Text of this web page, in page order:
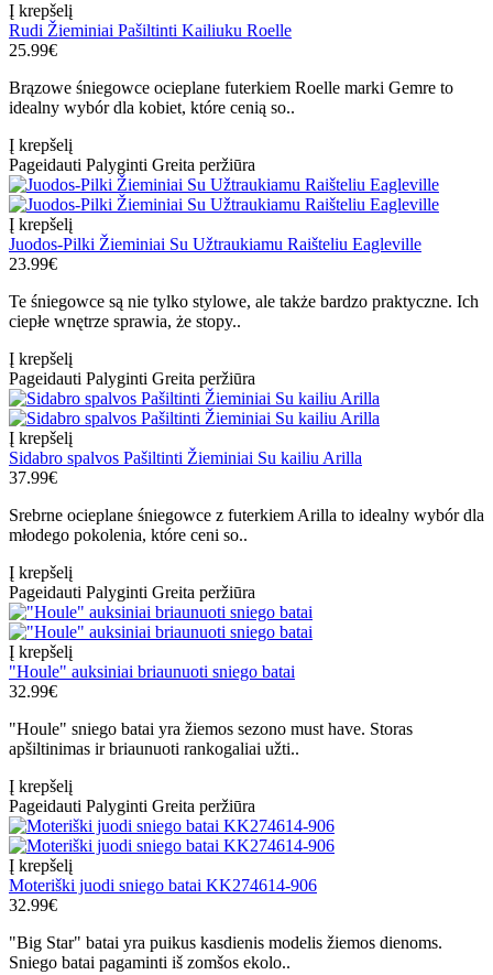
Į krepšelį
Rudi Žieminiai Pašiltinti Kailiuku Roelle
25.99€
Brązowe śniegowce ocieplane futerkiem Roelle marki Gemre to
idealny wybór dla kobiet, które cenią so..
Į krepšelį
Pageidauti Palyginti Greita peržiūra
Į krepšelį
Juodos-Pilki Žieminiai Su Užtraukiamu Raišteliu Eagleville
23.99€
Te śniegowce są nie tylko stylowe, ale także bardzo praktyczne. Ich
ciepłe wnętrze sprawia, że stopy..
Į krepšelį
Pageidauti Palyginti Greita peržiūra
Į krepšelį
Sidabro spalvos Pašiltinti Žieminiai Su kailiu Arilla
37.99€
Srebrne ocieplane śniegowce z futerkiem Arilla to idealny wybór dla
młodego pokolenia, które ceni so..
Į krepšelį
Pageidauti Palyginti Greita peržiūra
Į krepšelį
"Houle" auksiniai briaunuoti sniego batai
32.99€
"Houle" sniego batai yra žiemos sezono must have. Storas
apšiltinimas ir briaunuoti rankogaliai užti..
Į krepšelį
Pageidauti Palyginti Greita peržiūra
Į krepšelį
Moteriški juodi sniego batai KK274614-906
32.99€
"Big Star" batai yra puikus kasdienis modelis žiemos dienoms.
Sniego batai pagaminti iš zomšos ekolo..